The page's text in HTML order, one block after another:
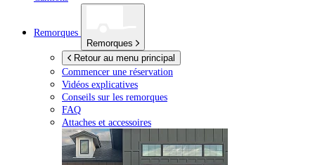
Remorques
Remorques
Retour au menu principal
Commencer une réservation
Vidéos explicatives
Conseils sur les remorques
FAQ
Attaches et accessoires